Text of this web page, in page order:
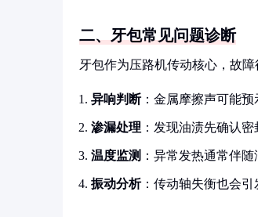
二、牙包常见问题诊断
牙包作为压路机传动核心，故障
异响判断：金属摩擦声可能
渗漏处理 ：发现油渍先确认
温度监测 ：异常发热通常伴
振动分析：传动轴失衡也会引